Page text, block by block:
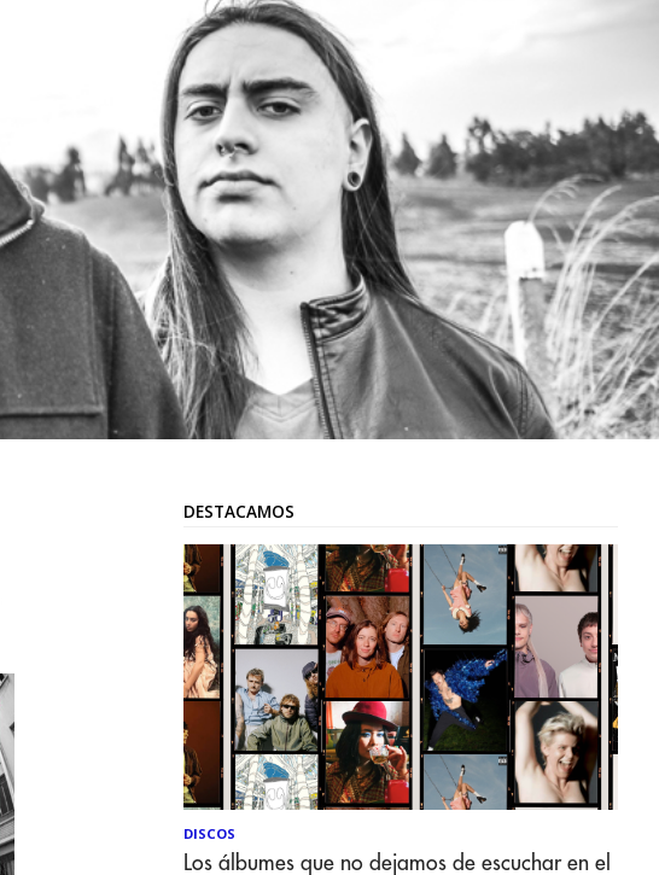
DESTACAMOS
DISCOS
Los álbumes que no dejamos de escuchar en el